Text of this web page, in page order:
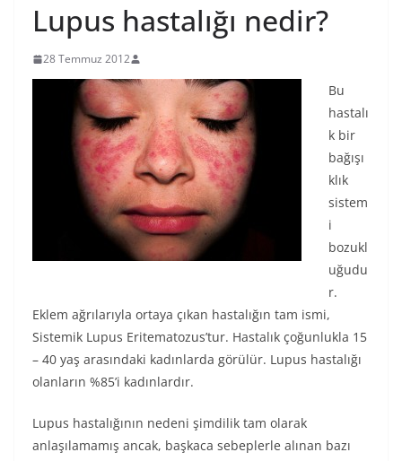
Lupus hastalığı nedir?
28 Temmuz 2012
Bu
hastalı
k bir
bağışı
klık
sistem
i
bozukl
uğudu
r.
Eklem ağrılarıyla ortaya çıkan hastalığın tam ismi,
Sistemik Lupus Eritematozus’tur. Hastalık çoğunlukla 15
– 40 yaş arasındaki kadınlarda görülür. Lupus hastalığı
olanların %85’i kadınlardır.
Lupus hastalığının nedeni şimdilik tam olarak
anlaşılamamış ancak, başkaca sebeplerle alınan bazı